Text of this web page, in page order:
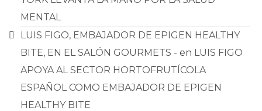
MENTAL
LUIS FIGO, EMBAJADOR DE EPIGEN HEALTHY
BITE, EN EL SALÓN GOURMETS - en LUIS FIGO
APOYA AL SECTOR HORTOFRUTÍCOLA
ESPAÑOL COMO EMBAJADOR DE EPIGEN
HEALTHY BITE